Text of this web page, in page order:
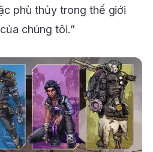
phù thủy trong thế giới
chúng tôi.”